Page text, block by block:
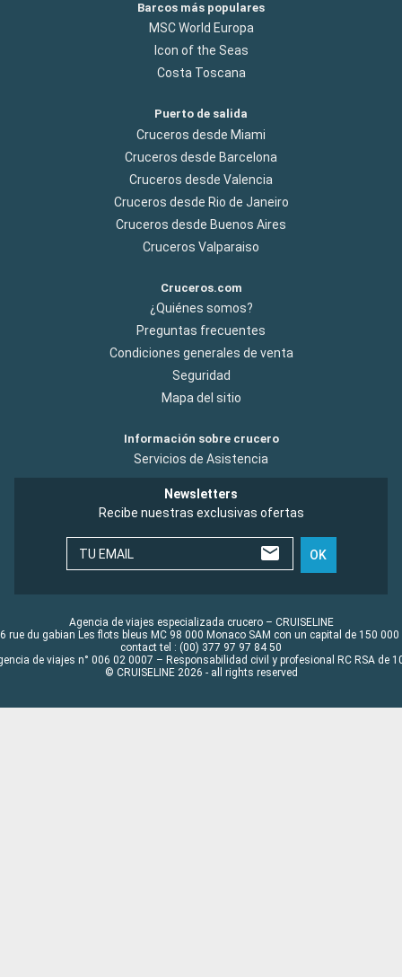
Barcos más populares
MSC World Europa
Icon of the Seas
Costa Toscana
Puerto de salida
Cruceros desde Miami
Cruceros desde Barcelona
Cruceros desde Valencia
Cruceros desde Rio de Janeiro
Cruceros desde Buenos Aires
Cruceros Valparaiso
Cruceros.com
¿Quiénes somos?
Preguntas frecuentes
Condiciones generales de venta
Seguridad
Mapa del sitio
Información sobre crucero
Servicios de Asistencia
Newsletters
Recibe nuestras exclusivas ofertas
TU EMAIL OK
Agencia de viajes especializada crucero – CRUISELINE
rue du gabian Les flots bleus MC 98 000 Monaco SAM con un capital de 150 000
contact tel : (00) 377 97 97 84 50
de viajes n° 006 02 0007 – Responsabilidad civil y profesional RC RSA de
© CRUISELINE 2026 - all rights reserved